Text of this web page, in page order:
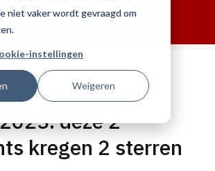
niet vaker wordt gevraagd om
instellingen
Weigeren
6 oktober 2025
deze 2
kregen 2 sterren